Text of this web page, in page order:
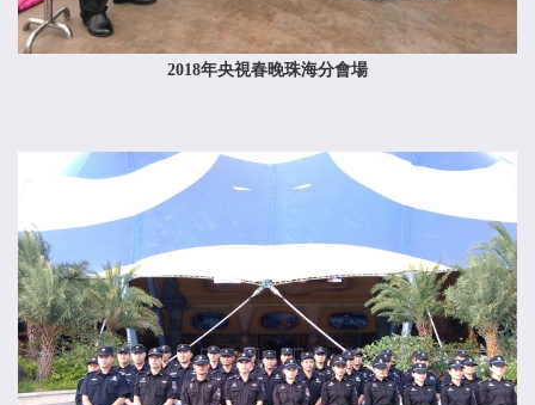
2018年央視春晚珠海分會場